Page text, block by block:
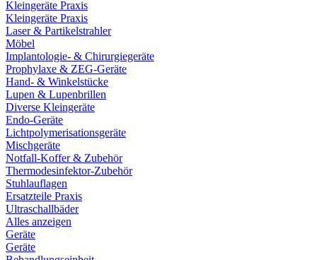
Kleingeräte Praxis
Kleingeräte Praxis
Laser & Partikelstrahler
Möbel
Implantologie- & Chirurgiegeräte
Prophylaxe & ZEG-Geräte
Hand- & Winkelstücke
Lupen & Lupenbrillen
Diverse Kleingeräte
Endo-Geräte
Lichtpolymerisationsgeräte
Mischgeräte
Notfall-Koffer & Zubehör
Thermodesinfektor-Zubehör
Stuhlauflagen
Ersatzteile Praxis
Ultraschallbäder
Alles anzeigen
Geräte
Geräte